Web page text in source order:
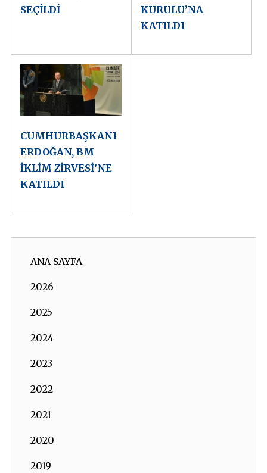
SEÇİLDİ
KURULU’NA
KATILDI
CUMHURBAŞKANI
ERDOĞAN, BM
İKLİM ZİRVESİ’NE
KATILDI
ANA SAYFA
2026
2025
2024
2023
2022
2021
2020
2019